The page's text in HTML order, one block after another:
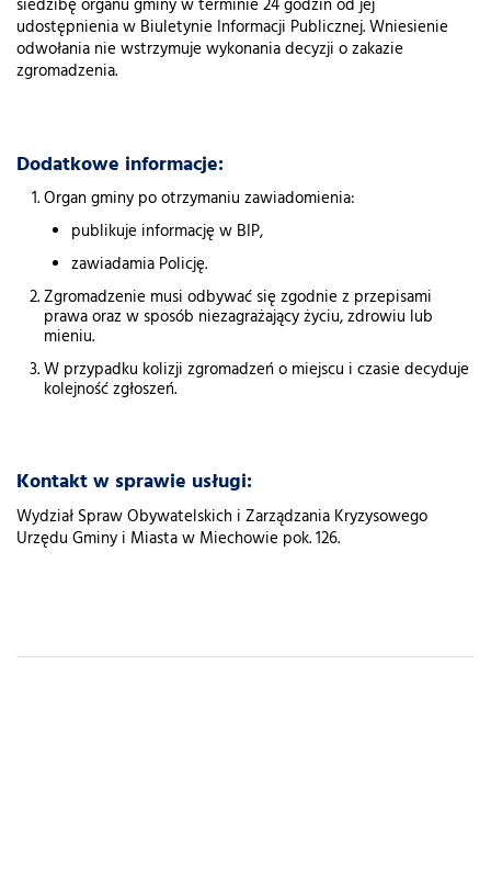
siedzibę organu gminy w terminie 24 godzin od jej
udostępnienia w Biuletynie Informacji Publicznej. Wniesienie
odwołania nie wstrzymuje wykonania decyzji o zakazie
zgromadzenia.
Dodatkowe informacje:
Organ gminy po otrzymaniu zawiadomienia:
publikuje informację w BIP,
zawiadamia Policję.
Zgromadzenie musi odbywać się zgodnie z przepisami
prawa oraz w sposób niezagrażający życiu, zdrowiu lub
mieniu.
W przypadku kolizji zgromadzeń o miejscu i czasie decyduje
kolejność zgłoszeń.
Kontakt w sprawie usługi:
Wydział Spraw Obywatelskich i Zarządzania Kryzysowego
Urzędu Gminy i Miasta w Miechowie pok. 126.